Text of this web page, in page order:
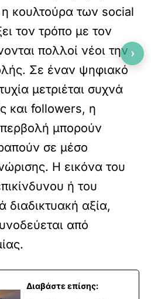
η κουλτούρα των social
τον τρόπο με τον
πολλοί νέοι την
Σε έναν ψηφιακό
μετριέται συχνά
και followers, η
μπορούν
σε μέσο
Η εικόνα του
ή του
διαδικτυακή αξία,
από
Διαβάστε επίσης:
›